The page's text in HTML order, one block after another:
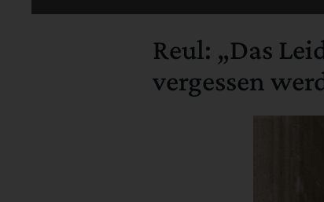
Reul: „Das
vergessen